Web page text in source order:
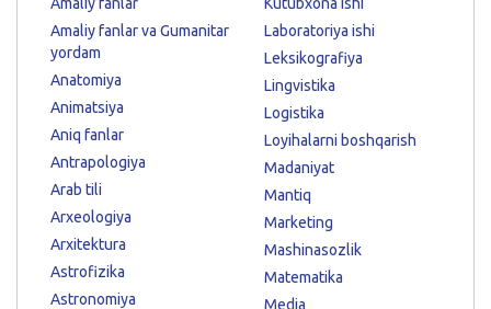
Amaliy fanlar va Gumanitar
yordam
Anatomiya
Animatsiya
Aniq fanlar
Antrapologiya
Arab tili
Arxeologiya
Arxitektura
Astrofizika
Astronomiya
Laboratoriya ishi
Leksikografiya
Lingvistika
Logistika
Loyihalarni boshqarish
Madaniyat
Mantiq
Marketing
Mashinasozlik
Matematika
Media